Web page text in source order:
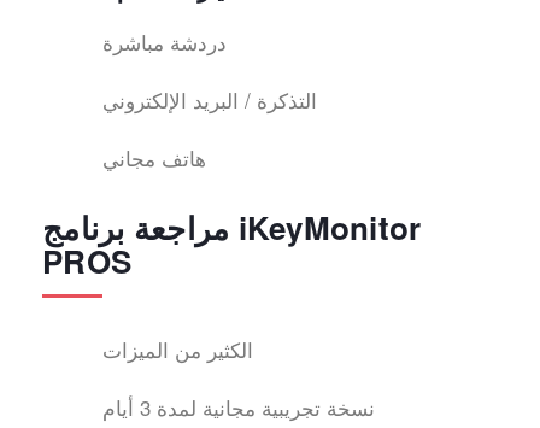
دردشة مباشرة
التذكرة / البريد الإلكتروني
هاتف مجاني
مراجعة برنامج iKeyMonitor
PROS
الكثير من الميزات
نسخة تجريبية مجانية لمدة 3 أيام